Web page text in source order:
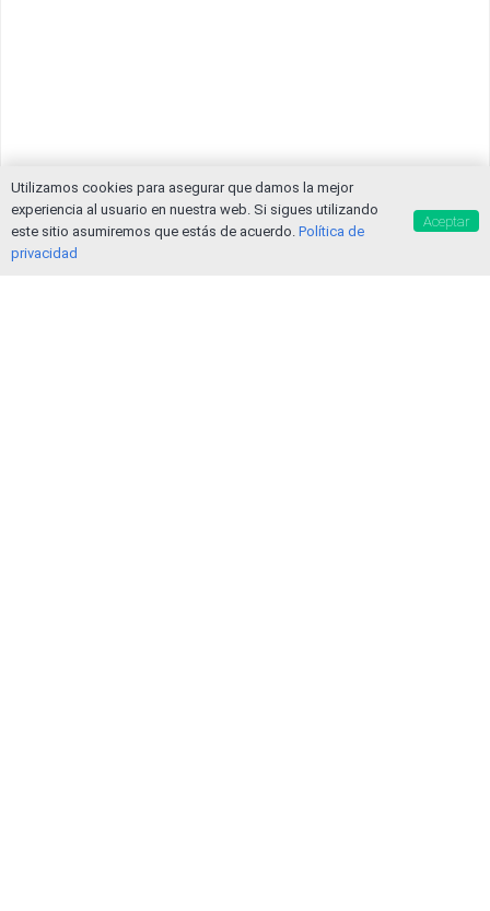
Utilizamos cookies para asegurar que damos la mejor
experiencia al usuario en nuestra web. Si sigues utilizando
este sitio asumiremos que estás de acuerdo. Política de
privacidad
Aceptar